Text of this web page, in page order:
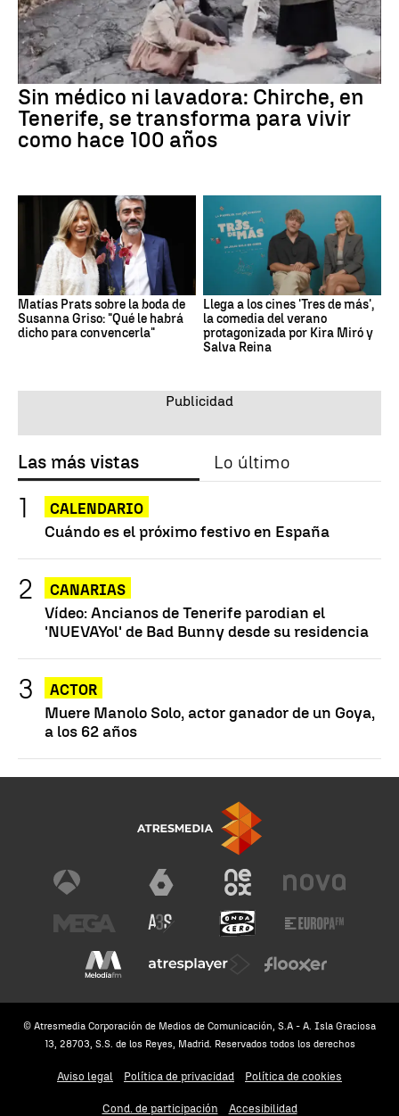
Sin médico ni lavadora: Chirche, en
Tenerife, se transforma para vivir
como hace 100 años
Matías Prats sobre la boda de
Susanna Griso: "Qué le habrá
dicho para convencerla"
Llega a los cines 'Tres de más',
la comedia del verano
protagonizada por Kira Miró y
Salva Reina
Las más vistas Lo último
CALENDARIO
Cuándo es el próximo festivo en España
CANARIAS
Vídeo: Ancianos de Tenerife parodian el
'NUEVAYol' de Bad Bunny desde su residencia
ACTOR
Muere Manolo Solo, actor ganador de un Goya,
a los 62 años
© Atresmedia Corporación de Medios de Comunicación, S.A - A. Isla Graciosa
13, 28703, S.S. de los Reyes, Madrid. Reservados todos los derechos
Aviso legal Política de privacidad Política de cookies
Cond. de participación Accesibilidad